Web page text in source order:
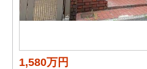
1,580万円